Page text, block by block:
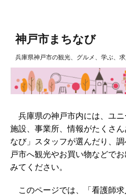
神戸市まちなび
兵庫県神戸市の観光、グルメ、学ぶ、
兵庫県の神戸市内には、ユニ
施設、事業所、情報がたくさ
なび」スタッフが選んだり、
戸市へ観光やお買い物などで
みてください。
このページでは、「看護師